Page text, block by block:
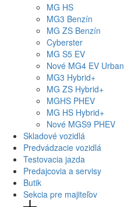
MG HS
MG3 Benzín
MG ZS Benzín
Cyberster
MG S5 EV
Nové MG4 EV Urban
MG3 Hybrid+
MG ZS Hybrid+
MGHS PHEV
MG HS Hybrid+
Nové MGS9 PHEV
Skladové vozidlá
Predvádzacie vozidlá
Testovacia jazda
Predajcovia a servisy
Butik
Sekcia pre majiteľov